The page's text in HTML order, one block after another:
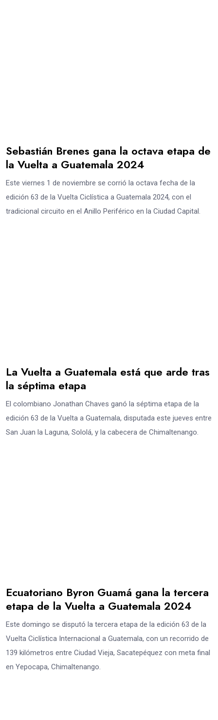
Sebastián Brenes gana la octava etapa de
la Vuelta a Guatemala 2024
Este viernes 1 de noviembre se corrió la octava fecha de la
edición 63 de la Vuelta Ciclística a Guatemala 2024, con el
tradicional circuito en el Anillo Periférico en la Ciudad Capital.
La Vuelta a Guatemala está que arde tras
la séptima etapa
El colombiano Jonathan Chaves ganó la séptima etapa de la
edición 63 de la Vuelta a Guatemala, disputada este jueves entre
San Juan la Laguna, Sololá, y la cabecera de Chimaltenango.
Ecuatoriano Byron Guamá gana la tercera
etapa de la Vuelta a Guatemala 2024
Este domingo se disputó la tercera etapa de la edición 63 de la
Vuelta Ciclística Internacional a Guatemala, con un recorrido de
139 kilómetros entre Ciudad Vieja, Sacatepéquez con meta final
en Yepocapa, Chimaltenango.